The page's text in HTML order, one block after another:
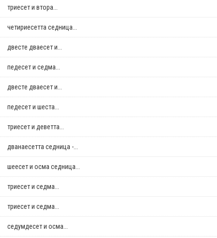
триесет и втора...
четириесетта седница...
двестe дваесет и...
педесет и седма...
двестe дваесет и...
педесет и шеста...
триесет и деветта...
дванаесетта седница -...
шеесет и осма седница...
триесет и седма...
триесет и седма...
седумдесет и осма...